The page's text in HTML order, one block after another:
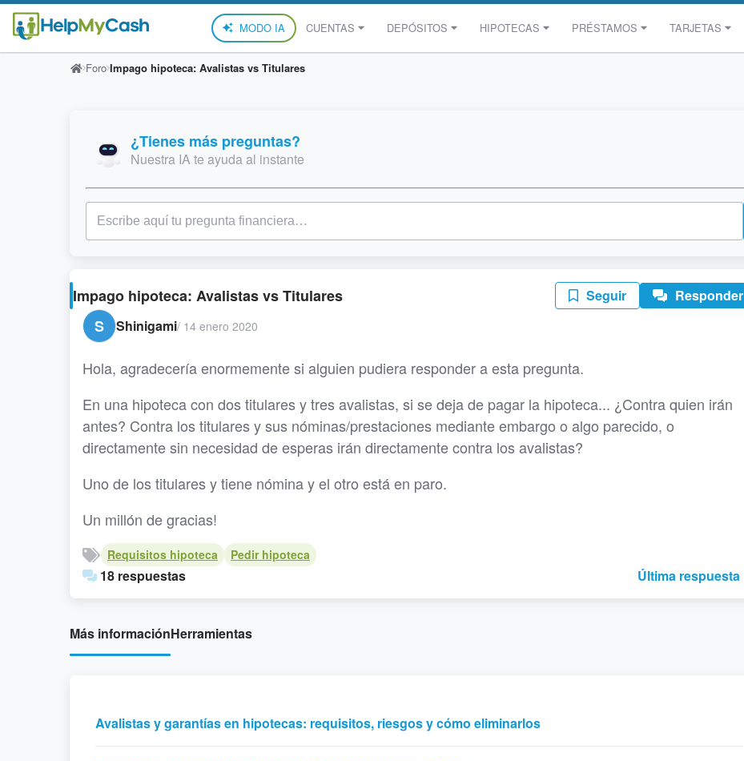
MODO IA CUENTAS DEPÓSITOS HIPOTECAS PRÉSTAMOS TARJETAS
Foro Impago hipoteca: Avalistas vs Titulares
¿Tienes más preguntas?
Nuestra IA te ayuda al instante
Impago hipoteca: Avalistas vs Titulares Seguir Responder
S Shinigami/ 14 enero 2020
Hola, agradecería enormemente si alguien pudiera responder a esta pregunta.
En una hipoteca con dos titulares y tres avalistas, si se deja de pagar la hipoteca... ¿Contra quien irán
antes? Contra los titulares y sus nóminas/prestaciones mediante embargo o algo parecido, o
directamente sin necesidad de esperas irán directamente contra los avalistas?
Uno de los titulares y tiene nómina y el otro está en paro.
Un millón de gracias!
Requisitos hipoteca Pedir hipoteca
18 respuestas Última respuesta
Más informaciónHerramientas
Avalistas y garantías en hipotecas: requisitos, riesgos y cómo eliminarlos